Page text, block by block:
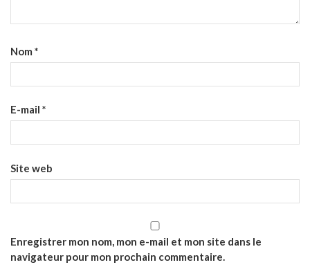
Nom *
E-mail *
Site web
Enregistrer mon nom, mon e-mail et mon site dans le
navigateur pour mon prochain commentaire.